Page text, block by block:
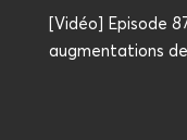
[Vidéo] Episode
augmentations